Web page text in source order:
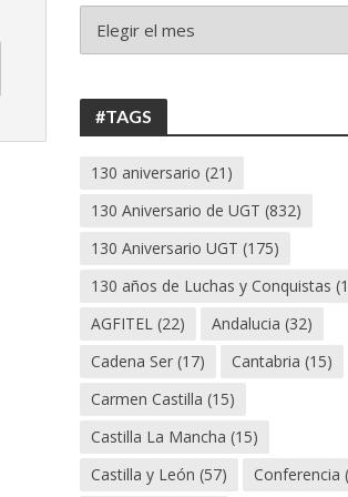
130
#TAGS
130 aniversario (21)
130 Aniversario de UGT (832)
130 Aniversario UGT (175)
130 años de Luchas y Conquistas
AGFITEL (22) Andalucia (32)
Cadena Ser (17) Cantabria (15)
Carmen Castilla (15)
Castilla La Mancha (15)
Castilla y León (57) Conferencia